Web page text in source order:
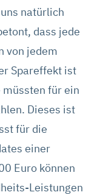
natürlich
dass jede
von jedem
Spareffekt ist
müssten für ein
Dieses ist
für die
einer
Euro können
Leistungen